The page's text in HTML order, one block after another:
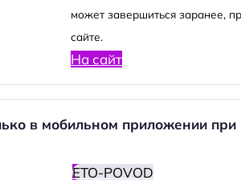
может завершиться заранее,
сайте.
На сайт
в мобильном приложении при
ETO-POVOD